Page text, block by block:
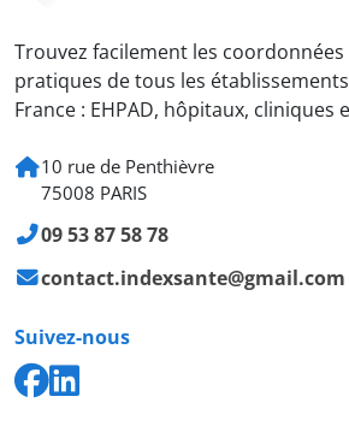
Trouvez facilement les
pratiques de tous les
France : EHPAD, hôpitaux, cliniques
10 rue de Penthièvre
75008 PARIS
09 53 87 58 78
contact.indexsante@gmail.com
Suivez-nous